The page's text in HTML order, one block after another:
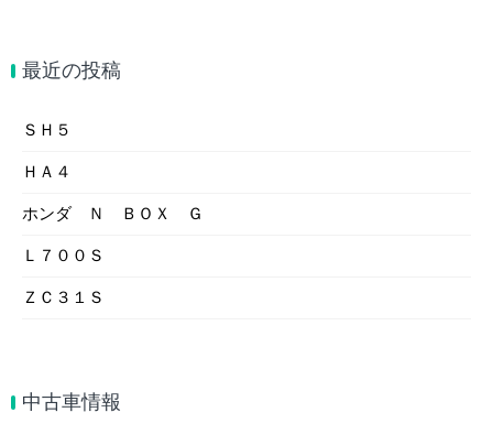
最近の投稿
ＳＨ５
ＨＡ４
ホンダ Ｎ ＢＯＸ Ｇ
Ｌ７００Ｓ
ＺＣ３１Ｓ
中古車情報